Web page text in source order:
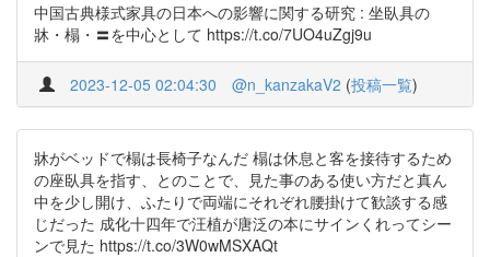
中国古典様式家具の日本への影響に関する研究 : 坐臥具の
牀・榻・〓を中心として https://t.co/7UO4uZgj9u
2023-12-05 02:04:30 @n_kanzakaV2 (投稿一覧)
牀がベッドで榻は長椅子なんだ 榻は休息と客を接待するため
の座臥具を指す、とのことで、見た事のある使い方だと真ん
中を少し開け、ふたりで両端にそれぞれ腰掛けて歓談する感
じだった 成化十四年で汪植が唐泛の本にサインくれってシー
ンで見た https://t.co/3W0wMSXAQt